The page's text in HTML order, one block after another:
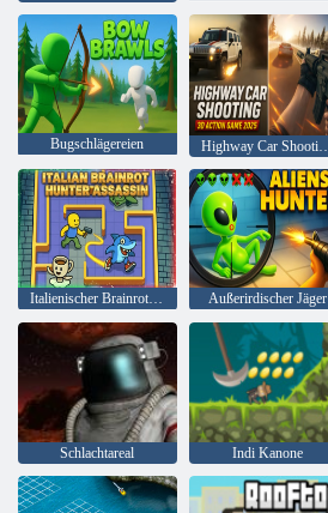
Bugschlägereien Highway Car Shooting 3D-Actionspiel 2025
Italienischer Brainrott-Jäger-Attentäter Außerirdischer Jäger
Schlachtareal Indi Kanone